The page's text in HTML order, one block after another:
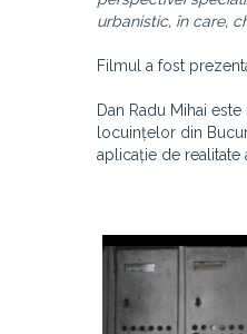
urbanistic, în care,
Filmul a fost
Dan Radu Mihai
locuințelor din
aplicație de realitate